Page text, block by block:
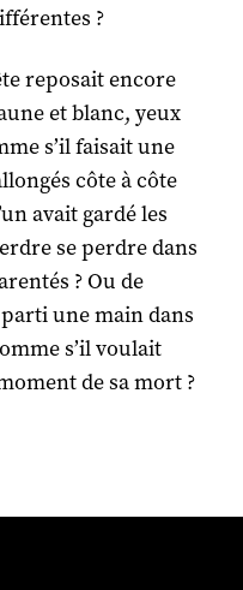
?
reposait encore
et blanc, yeux
s’il faisait une
côte à côte
avait gardé les
se perdre dans
? Ou de
une main dans
s’il voulait
de sa mort ?